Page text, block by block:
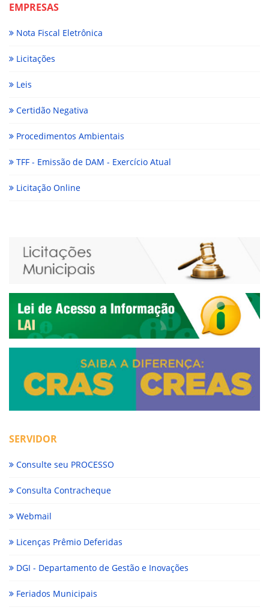
EMPRESAS
Nota Fiscal Eletrônica
Licitações
Leis
Certidão Negativa
Procedimentos Ambientais
TFF - Emissão de DAM - Exercício Atual
Licitação Online
SERVIDOR
Consulte seu PROCESSO
Consulta Contracheque
Webmail
Licenças Prêmio Deferidas
DGI - Departamento de Gestão e Inovações
Feriados Municipais